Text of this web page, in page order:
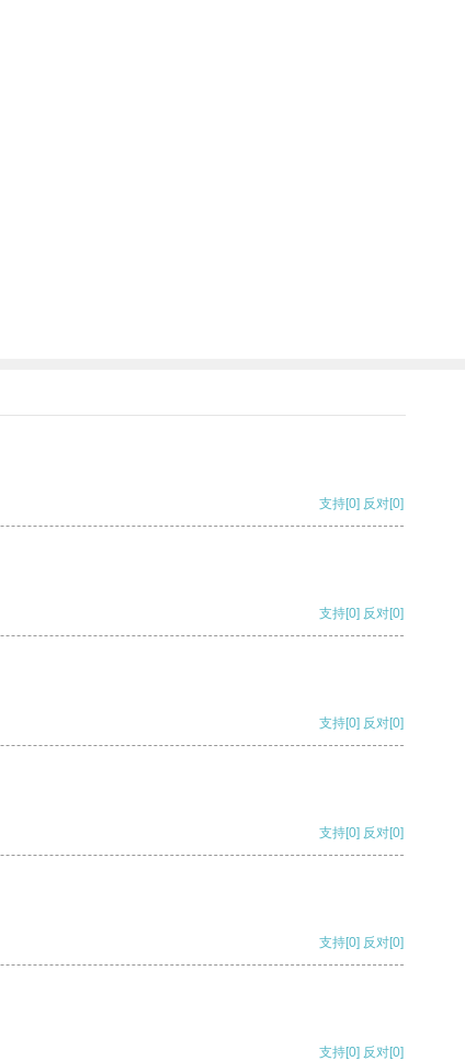
支持[0] 反对[0]
支持[0] 反对[0]
支持[0] 反对[0]
支持[0] 反对[0]
支持[0] 反对[0]
支持[0] 反对[0]